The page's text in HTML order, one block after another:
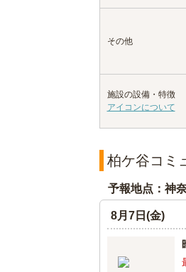
その他
施設の設備・特徴
アイコンについて
柏ケ谷コミ
予報地点：神
8月7日(金)